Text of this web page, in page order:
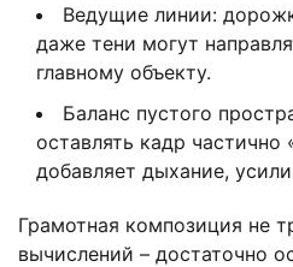
Ведущие линии:
даже тени могут
главному объекту.
Баланс пустого
оставлять кадр частично
добавляет дыхание,
Грамотная композиция не
вычислений – достаточно